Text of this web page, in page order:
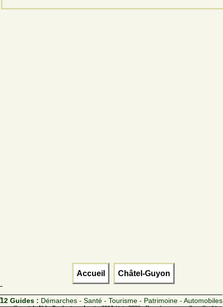
Accueil Châtel-Guyon
12 Guides : Démarches - Santé - Tourisme - Patrimoine - Automobiles